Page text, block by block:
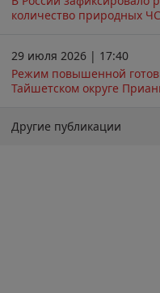
количество природных ЧС
29 июля 2026 | 17:40
Режим повышенной
Тайшетском округе
Другие публикации